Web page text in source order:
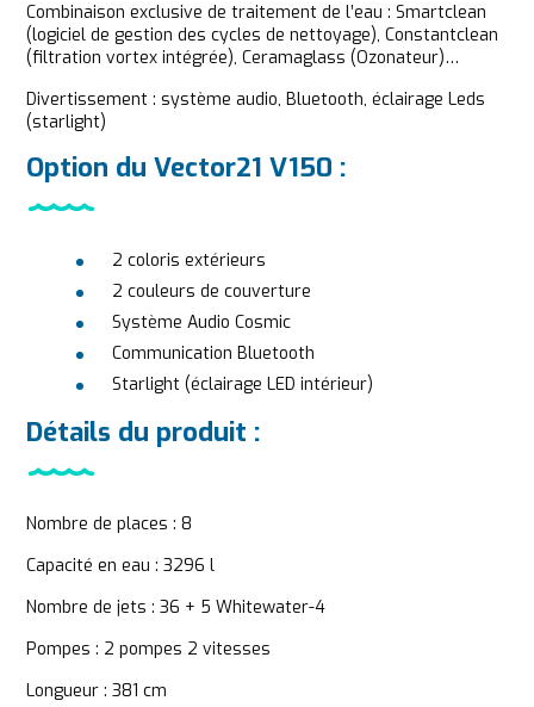
Combinaison exclusive de traitement de l’eau : Smartclean
(logiciel de gestion des cycles de nettoyage), Constantclean
(filtration vortex intégrée), Ceramaglass (Ozonateur)…
Divertissement : système audio, Bluetooth, éclairage Leds
(starlight)
Option du Vector21 V150 :
2 coloris extérieurs
2 couleurs de couverture
Système Audio Cosmic
Communication Bluetooth
Starlight (éclairage LED intérieur)
Détails du produit :
Nombre de places : 8
Capacité en eau : 3296 l
Nombre de jets : 36 + 5 Whitewater-4
Pompes : 2 pompes 2 vitesses
Longueur : 381 cm